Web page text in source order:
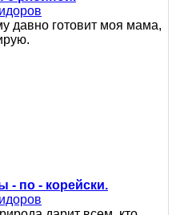
давно готовит моя мама,
по - корейски.